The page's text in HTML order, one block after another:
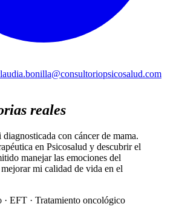
reales
con cáncer de mama.
en Psicosalud y descubrir el
manejar las emociones del
mi calidad de vida en el
· EFT · Tratamiento oncológico